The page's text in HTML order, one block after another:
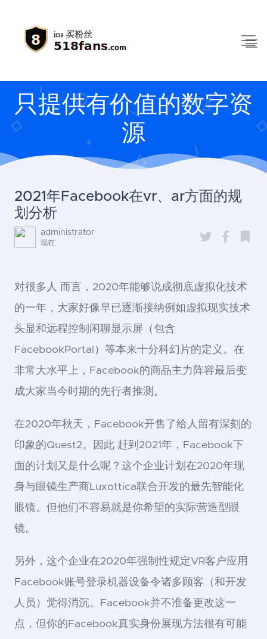
只提供有价值的数字资
源
2021年Facebook在vr、ar方面的规
划分析
administrator
现在
对很多人 而言，2020年能够说成彻底虚拟化技术
的一年，大家好像早已逐渐接纳例如虚拟现实技术
头显和远程控制闲聊显示屏（包含
FacebookPortal）等本来十分科幻片的定义。在
非常大水平上，Facebook的商品主力阵容最后变
成大家当今时期的先行者推测。
在2020年秋天，Facebook开售了给人留有深刻的
印象的Quest2。因此 赶到2021年，Facebook下
面的计划又是什么呢？这个企业计划在2020年现
身与眼镜生产商Luxottica联合开发的最先智能化
眼镜。但他们不容易就是你希望的实际营造型眼
镜。
另外，这个企业在2020年强制性规定VR客户应用
Facebook账号登录机器设备令诸多顾客（和开发
人员）觉得消沉。Facebook并不准备更改这一
点，但你的Facebook真实身份展现方法很有可能